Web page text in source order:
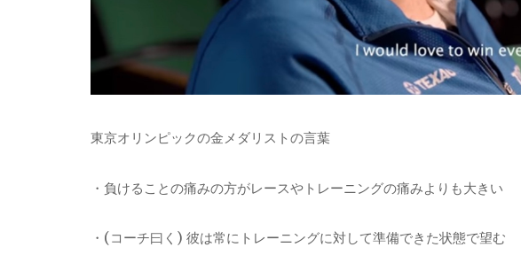
東京オリンピックの金メダリストの言葉
・負けることの痛みの方がレースやトレーニングの痛みよりも大きい
・(コーチ曰く) 彼は常にトレーニングに対して準備できた状態で望む